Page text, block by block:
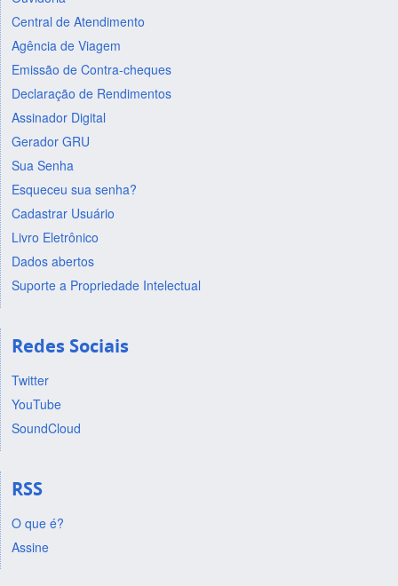
Central de Atendimento
Agência de Viagem
Emissão de Contra-cheques
Declaração de Rendimentos
Assinador Digital
Gerador GRU
Sua Senha
Esqueceu sua senha?
Cadastrar Usuário
Livro Eletrônico
Dados abertos
Suporte a Propriedade Intelectual
Redes Sociais
Twitter
YouTube
SoundCloud
RSS
O que é?
Assine